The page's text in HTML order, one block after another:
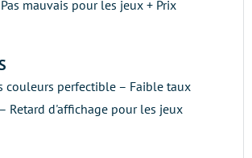
mauvais pour les jeux + Prix
couleurs perfectible – Faible taux
Retard d'affichage pour les jeux